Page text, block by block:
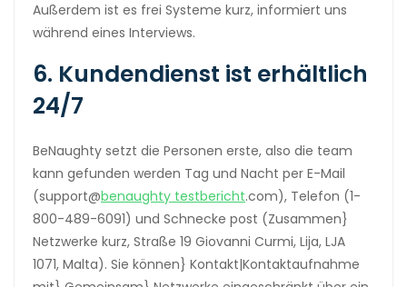
Außerdem ist es frei Systeme kurz, informiert uns
während eines Interviews.
6. Kundendienst ist erhältlich
24/7
BeNaughty setzt die Personen erste, also die team
kann gefunden werden Tag und Nacht per E-Mail
(support@benaughty testbericht.com), Telefon (1-
800-489-6091) und Schnecke post (Zusammen}
Netzwerke kurz, Straße 19 Giovanni Curmi, Lija, LJA
1071, Malta). Sie können} Kontakt|Kontaktaufnahme